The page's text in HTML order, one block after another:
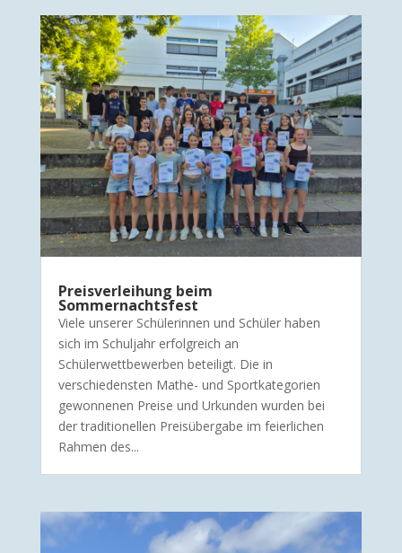
Preisverleihung beim
Sommernachtsfest
Viele unserer Schülerinnen und Schüler haben
sich im Schuljahr erfolgreich an
Schülerwettbewerben beteiligt. Die in
verschiedensten Mathe- und Sportkategorien
gewonnenen Preise und Urkunden wurden bei
der traditionellen Preisübergabe im feierlichen
Rahmen des...